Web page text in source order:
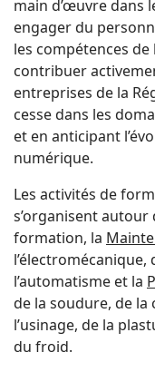
main d’œuvre dans
engager du
les compétences
contribuer
entreprises de la
cesse dans les
et en anticipant
numérique.
Les activités de
s’organisent
formation, la
l’électromécanique,
l’automatisme et la
de la soudure, de
l’usinage, de la
du froid.